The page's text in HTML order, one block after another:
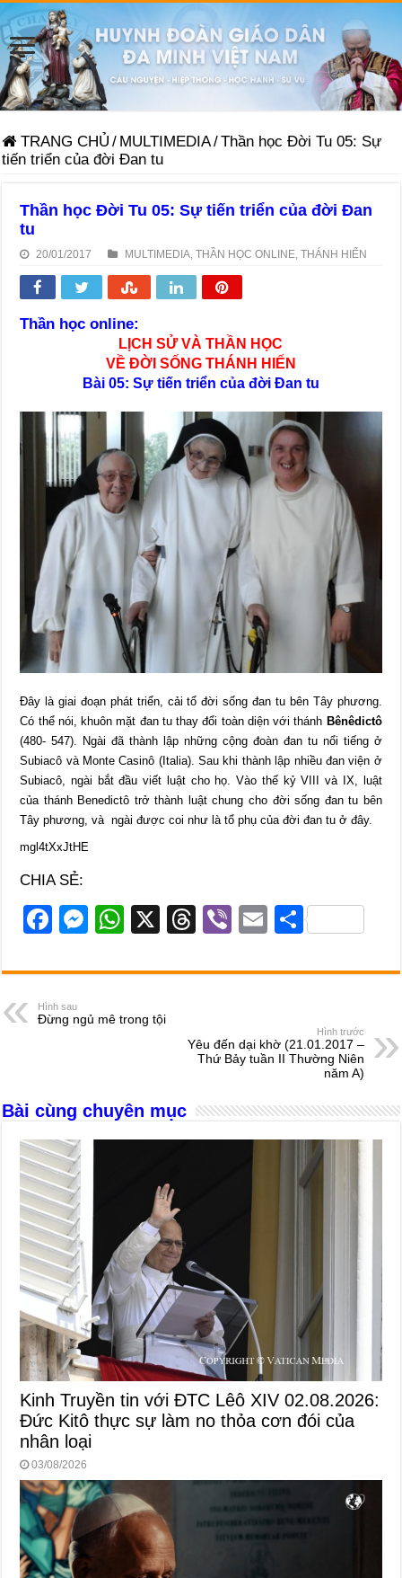
TRANG CHỦ / MULTIMEDIA/Thần học Đời Tu 05: Sự
tiến triển của đời Đan tu
Thần học Đời Tu 05: Sự tiến triển của đời Đan
tu
20/01/2017 MULTIMEDIA ,THẦN HỌC ONLINE ,THÁNH HIẾN
Thần học online:
LỊCH SỬ VÀ THẦN HỌC
VỀ ĐỜI SỐNG THÁNH HIẾN
Bài 05: Sự tiến triển của đời Đan tu
Đây là giai đoạn phát triển, cải tổ đời sống đan tu bên Tây phương.
Có thể nói, khuôn mặt đan tu thay đổi toàn diện với thánh Bênêdictô
(480- 547). Ngài đã thành lập những cộng đoàn đan tu nổi tiếng ở
Subiacô và Monte Casinô (Italia). Sau khi thành lập nhiều đan viện ở
Subiacô, ngài bắt đầu viết luật cho họ. Vào thế kỷ VIII và IX, luật
của thánh Benedictô trở thành luật chung cho đời sống đan tu bên
Tây phương, và ngài được coi như là tổ phụ của đời đan tu ở đây.
mgl4tXxJtHE
CHIA SẺ:
F
c
e
b
k
M
ss
n
W
at
A
X
T
e
d
s
Vi
er
E
ail
S
ar
Hình sau
Đừng ngủ mê trong tội
Hình trước
Yêu đến dại khờ (21.01.2017 –
Thứ Bảy tuần II Thường Niên
năm A)
Bài cùng chuyên mục
Kinh Truyền tin với ĐTC Lêô XIV 02.08.2026:
Đức Kitô thực sự làm no thỏa cơn đói của
nhân loại
03/08/2026